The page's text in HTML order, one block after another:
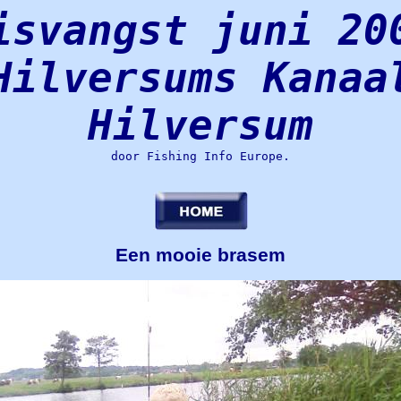
juni
Hilversum
door Fishing Info Europe.
Een mooie brasem